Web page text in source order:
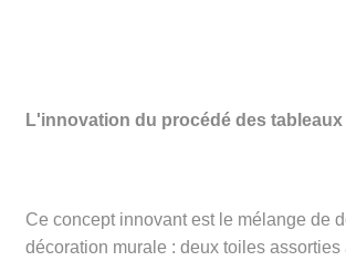
L'innovation du procédé des tableaux
Ce concept innovant est le mélange de
décoration murale : deux toiles assorties